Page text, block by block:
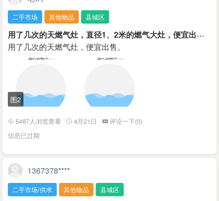
二手市场 其他物品 县城区
用
了几次的天燃气灶，直径1、2米的燃气大灶，便宜出售。
用了几次的天燃气灶，便宜出售。
图2
5487人浏览查看 4月21日
评论一下(0)
信息已过期
1367378****
二手市场/供求 其他物品 县城区